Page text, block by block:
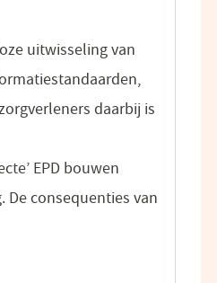
uitwisseling van
daarbij is
EPD bouwen
consequenties van